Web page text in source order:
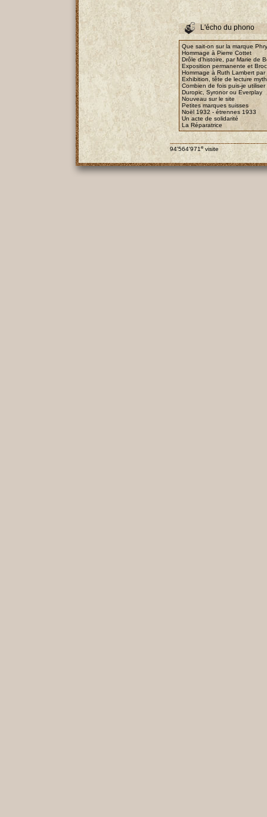
L'écho du phono
Que sait-on sur la marque
Hommage à Pierre Cottet
Drôle d'histoire, par Marie de
Exposition permanente et
Hommage à Ruth Lambert
Exhibition, tête de lecture
Combien de fois puis-je
Duropic, Syronor ou Everplay
Nouveau sur le site
Petites marques suisses
Noël 1932 - étrennes 1933
Un acte de solidarité
La Réparatrice
94'564'971e visite